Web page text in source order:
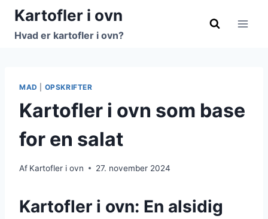
Fortsæt
indhold
Kartofler i ovn
Hvad er kartofler i ovn?
MAD OPSKRIFTER
Kartofler i ovn som base
for en salat
Af Kartofler i ovn 27. november 2024
Kartofler i ovn: En alsidig